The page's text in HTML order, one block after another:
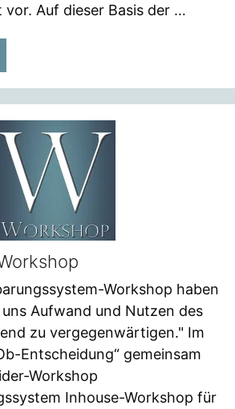
vor. Auf dieser Basis der …
Workshop haben
Aufwand und Nutzen des
zu vergegenwärtigen." Im
Entscheidung“ gemeinsam
Workshop
Inhouse-Workshop für